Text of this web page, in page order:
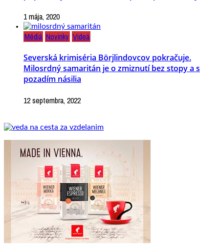
1 mája, 2020
Médiá Novinky Videá
Severská krimiséria Börjlindovcov pokračuje.
Milosrdný samaritán je o zmiznutí bez stopy a s
pozadím násilia
12 septembra, 2022